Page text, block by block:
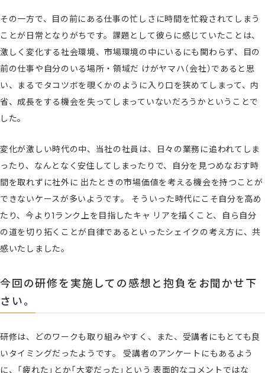
その一方で、目の前にある仕事の忙しさに時間を忙殺されてしまう
ことが日常となりがちです。課題として彼らに感じていたことは、
激しく変化する社会環境、市場環境の中にいるにも関わらず、目の
前の仕事や自分のいる場所・領域だ けがヤマハ（会社）であると思
い、まるでタコツボを覗くかのように入り口を狭めてしまって、内
省、成長をする機会を失ってしまっていないだろうかということで
した。
変化が激しい時代の中、当社の社員は、日々の業務に追われてしま
ったり、なんとなく安住してしまったりで、自分を見つめなおす時
間を取れずに社外に 出たときの市場価値を考える機会を持つことが
できないケースが多いようです。 そういった時代にこそ自分を高め
たり、今より1ランク上を目指したキャ リアを描くこと、自ら自分
の道を切り拓くことが自律であるといったシェイクの考え方に、共
感いたしました。
今回の研修を実施しての感想と抱負をお聞かせ下
さい。
研修は、どのワークも取り組みやすく、また、受講者にもとても良
いタイミングだったようです。 受講者のアンケートにもあるよう
に、「疲れた」とか「大変だった」という 表面的なコメントではな